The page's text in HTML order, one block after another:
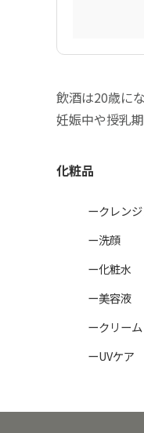
飲酒は20歳に
妊娠中や授乳
化粧品
ークレン
ー洗顔
ー化粧水
ー美容液
ークリー
ーUVケア